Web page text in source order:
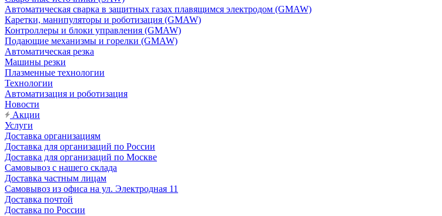
Автоматическая сварка в защитных газах плавящимся электродом (GMAW)
Каретки, манипуляторы и роботизация (GMAW)
Контроллеры и блоки управления (GMAW)
Подающие механизмы и горелки (GMAW)
Автоматическая резка
Машины резки
Плазменные технологии
Технологии
Автоматизация и роботизация
Новости
Акции
Услуги
Доставка организациям
Доставка для организаций по России
Доставка для организаций по Москве
Самовывоз с нашего склада
Доставка частным лицам
Самовывоз из офиса на ул. Электродная 11
Доставка почтой
Доставка по России